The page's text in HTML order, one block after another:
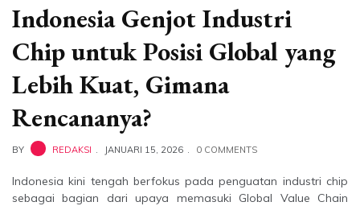
Indonesia Genjot Industri
Chip untuk Posisi Global yang
Lebih Kuat, Gimana
Rencananya?
BY REDAKSI JANUARI 15, 2026 0 COMMENTS
Indonesia kini tengah berfokus pada penguatan industri chip
sebagai bagian dari upaya memasuki Global Value Chain